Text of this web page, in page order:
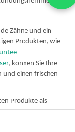
Zähne und ein
Produkten, wie
, können Sie Ihre
und einen frischen
Produkte als
keinen Ersatz für eine